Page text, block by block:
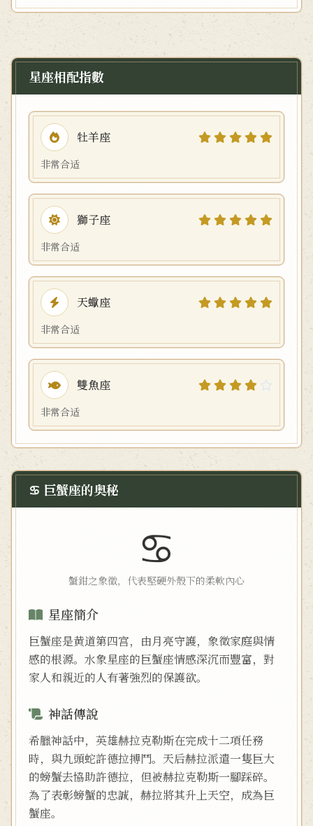
星座相配指數
牡羊座
非常合适
獅子座
非常合适
天蠍座
非常合适
雙魚座
非常合适
♋ 巨蟹座的奥秘
♋
蟹鉗之象徵，代表堅硬外殼下的柔軟內心
星座簡介
巨蟹座是黄道第四宫，由月亮守護，象徵家庭與情
感的根源。水象星座的巨蟹座情感深沉而豐富，對
家人和親近的人有著強烈的保護欲。
神話傳說
希臘神話中，英雄赫拉克勒斯在完成十二項任務
時，與九頭蛇許德拉搏鬥。天后赫拉派遣一隻巨大
的螃蟹去協助許德拉，但被赫拉克勒斯一腳踩碎。
為了表彰螃蟹的忠誠，赫拉將其升上天空，成為巨
蟹座。